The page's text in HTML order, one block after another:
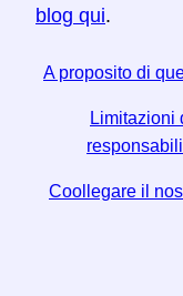
blog qui.
A proposito di
Limitazioni
Coollegare il